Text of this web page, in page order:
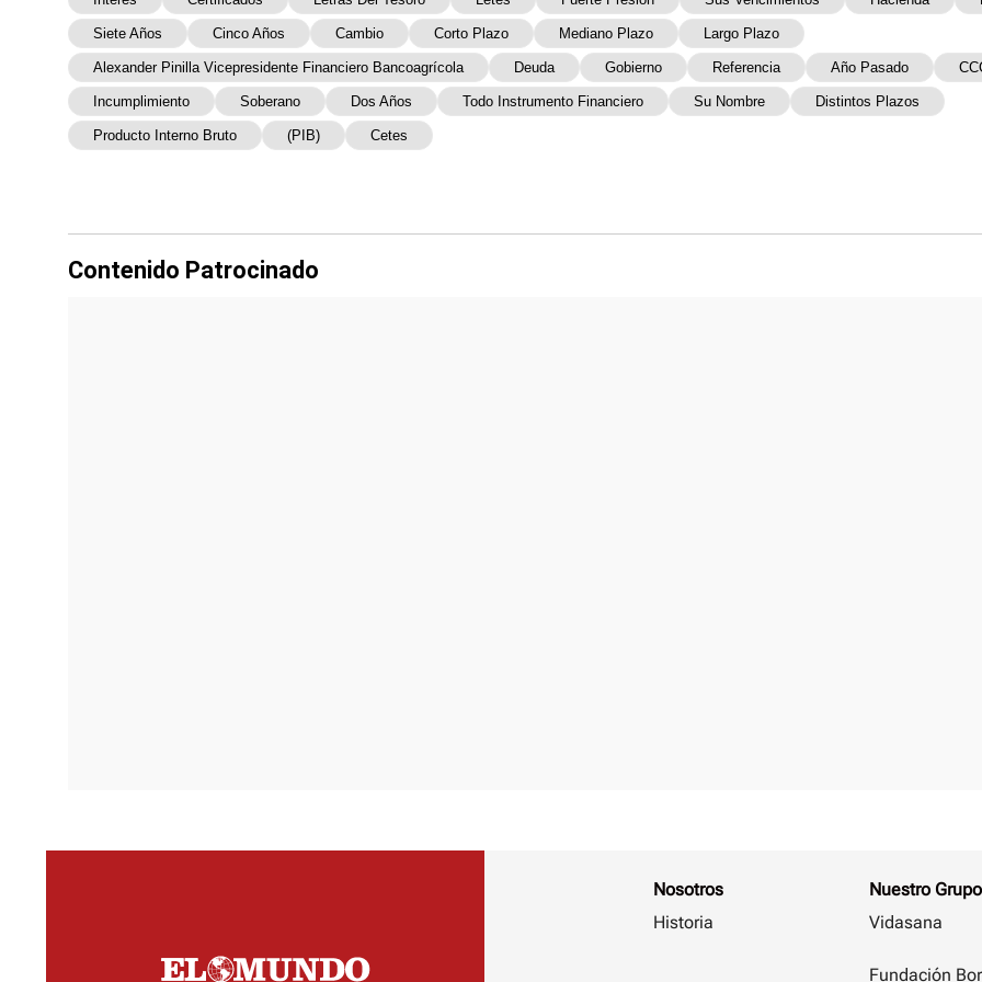
Siete Años Cinco Años Cambio Corto Plazo Mediano Plazo Largo Plazo
Alexander Pinilla Vicepresidente Financiero Bancoagrícola Deuda Gobierno Referencia Año Pasado
Incumplimiento Soberano Dos Años Todo Instrumento Financiero Su Nombre Distintos Plazos
Producto Interno Bruto (PIB) Cetes
Contenido Patrocinado
Nosotros
Historia
Nuestro Grupo
Vidasana
Fundación